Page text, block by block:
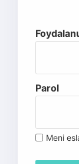
Parol
Meni